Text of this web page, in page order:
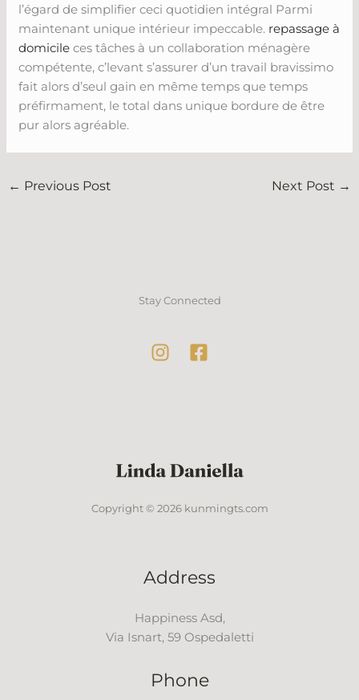
l’égard de simplifier ceci quotidien intégral Parmi
maintenant unique intérieur impeccable. repassage à
domicile ces tâches à un collaboration ménagère
compétente, c’levant s’assurer d’un travail bravissimo
fait alors d’seul gain en même temps que temps
préfirmament, le total dans unique bordure de être
pur alors agréable.
← Previous Post Next Post →
Stay Connected
Copyright © 2026 kunmingts.com
Address
Happiness Asd,
Via Isnart, 59 Ospedaletti
Phone